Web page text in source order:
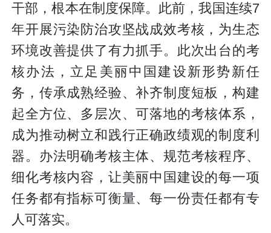
干部，根本在制度保障。此前，我国连续7
年开展污染防治攻坚战成效考核，为生态
环境改善提供了有力抓手。此次出台的考
核办法，立足美丽中国建设新形势新任
务，传承成熟经验、补齐制度短板，构建
起全方位、多层次、可落地的考核体系，
成为推动树立和践行正确政绩观的制度利
器。办法明确考核主体、规范考核程序、
细化考核内容，让美丽中国建设的每一项
任务都有指标可衡量、每一份责任都有专
人可落实。